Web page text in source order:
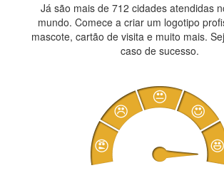
Já são mais de 712 cidades atendidas
mundo. Comece a criar um logotipo
mascote, cartão de visita e muito mais.
caso de sucesso.